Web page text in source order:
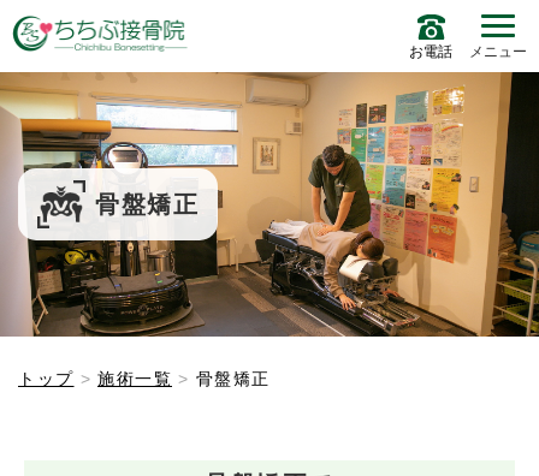
お電話 メニュー
骨盤矯正
トップ 施術一覧 骨盤矯正